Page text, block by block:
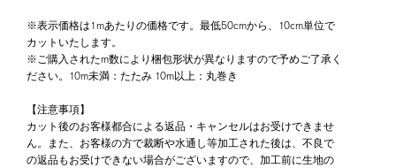
※表示価格は1mあたりの価格です。最低50cmから、10cm単位で
カットいたします。
※ご購入されたm数により梱包形状が異なりますので予めご了承く
ださい。10m未満：たたみ 10m以上：丸巻き
【注意事項】
カット後のお客様都合による返品・キャンセルはお受けできませ
ん。また、お客様の方で裁断や水通し等加工された後は、不良で
の返品もお受けできない場合がございますので、加工前に生地の